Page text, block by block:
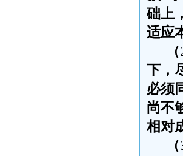
础上
适应
（
下，
必须
尚不
相对
（